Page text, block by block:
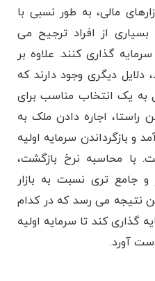
مالی، به طور نسبی با
از افراد ترجیح می
گذاری کنند. علاوه بر
دیگری وجود دارند که
به یک انتخاب مناسب برای
راستا، اجاره دادن ملک به
بازگرداندن سرمایه اولیه
با محاسبه نرخ بازگشت،
جامع ‌تری نسبت به بازار
نتیجه می رسد که در کدام
گذاری کند تا سرمایه اولیه
آورد.